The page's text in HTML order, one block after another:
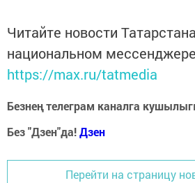
Читайте новости
национальном
https://max.ru/tatmedia
Безнең телеграм каналга
Без "Дзен"да!Дзен
Перейти на страницу